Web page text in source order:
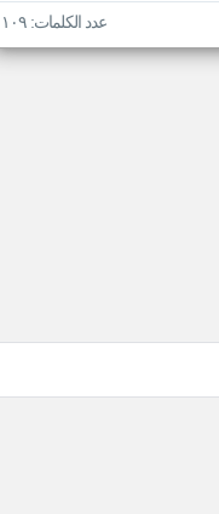
عدد الكلمات: ١٠٩